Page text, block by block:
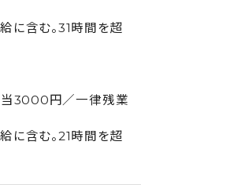
に含む。31時間を超
3000円／一律残業
に含む。21時間を超